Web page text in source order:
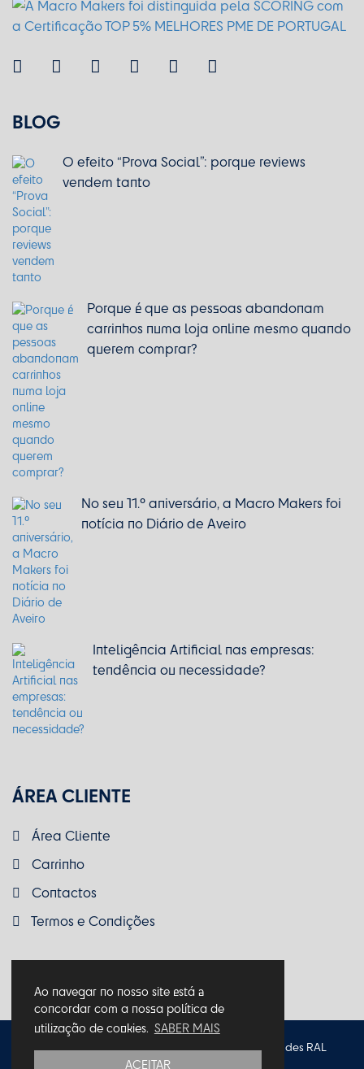
Ao navegar no nosso site está a
concordar com a nossa política de
utilização de cookies. SABER MAIS
ACEITAR
BLOG
O efeito “Prova Social”: porque reviews
vendem tanto
Porque é que as pessoas abandonam
carrinhos numa loja online mesmo quando
querem comprar?
No seu 11.º aniversário, a Macro Makers foi
notícia no Diário de Aveiro
Inteligência Artificial nas empresas:
tendência ou necessidade?
ÁREA CLIENTE
Área Cliente
Carrinho
Contactos
Termos e Condições
Política de Privacidade Política de Cookies
Entidades RAL